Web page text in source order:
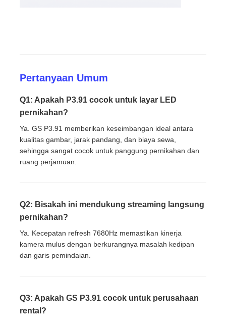
Pertanyaan Umum
Q1: Apakah P3.91 cocok untuk layar LED
pernikahan?
Ya. GS P3.91 memberikan keseimbangan ideal antara
kualitas gambar, jarak pandang, dan biaya sewa,
sehingga sangat cocok untuk panggung pernikahan dan
ruang perjamuan.
Q2: Bisakah ini mendukung streaming langsung
pernikahan?
Ya. Kecepatan refresh 7680Hz memastikan kinerja
kamera mulus dengan berkurangnya masalah kedipan
dan garis pemindaian.
Q3: Apakah GS P3.91 cocok untuk perusahaan
rental?